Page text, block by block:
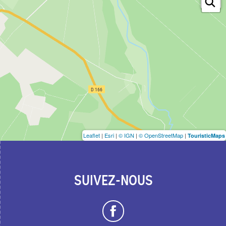
Leaflet | Esri | © IGN | © OpenStreetMap | TouristicMaps
SUIVEZ-NOUS